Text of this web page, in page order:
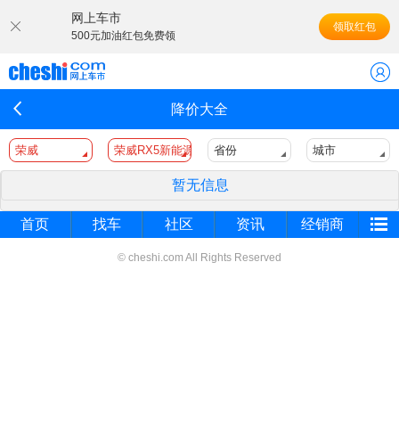
网上车市
500元加油红包免费领
领取红包
降价大全
荣威 荣威RX5新能源 省份 城市
暂无信息
首页 找车 社区 资讯 经销商
© cheshi.com All Rights Reserved